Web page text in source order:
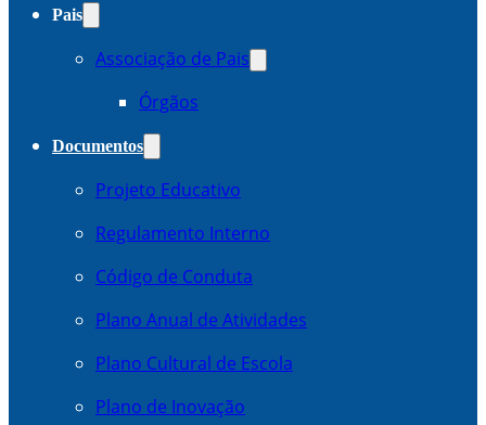
Pais
Associação de Pais
Órgãos
Documentos
Projeto Educativo
Regulamento Interno
Código de Conduta
Plano Anual de Atividades
Plano Cultural de Escola
Plano de Inovação